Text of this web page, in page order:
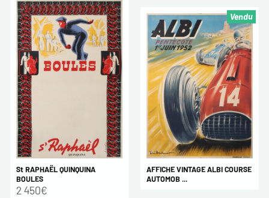
St RAPHAËL QUINQUINA
BOULES
2 450€
AFFICHE VINTAGE ALBI COURSE
AUTOMOB ...
Vendu